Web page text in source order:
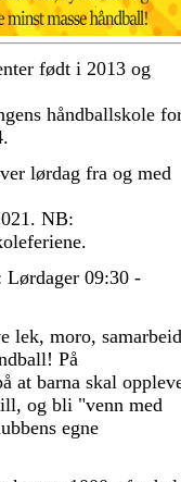
født i 2013 og
håndballskole
lørdag fra og med
NB:
Lørdager 09:30 -
lek, moro,
På
at barna skal
og bli "venn med
egne